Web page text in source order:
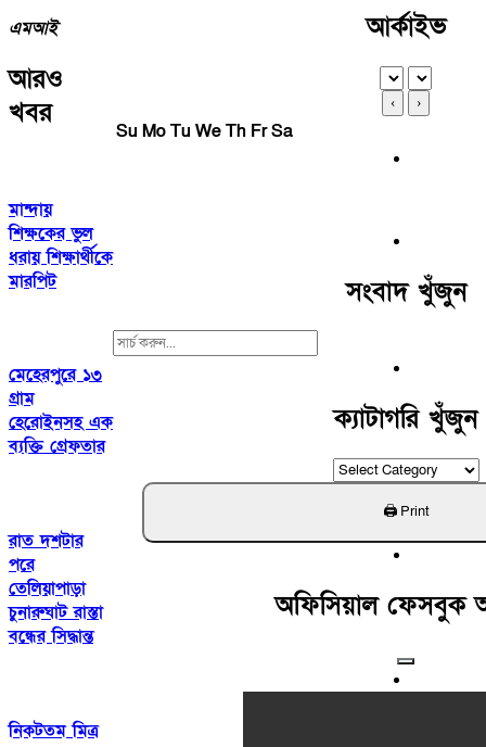
এমআই
আরও
খবর
মান্দায়
শিক্ষকের ভুল
ধরায় শিক্ষার্থীকে
মারপিট
মেহেরপুরে ১৩
গ্রাম
হেরোইনসহ এক
ব্যক্তি গ্রেফতার
রাত দশটার
পরে
তেলিয়াপাড়া
চুনারুঘাট রাস্তা
বন্ধের সিদ্ধান্ত
নিকটতম মিত্র
আর্কাইভ
‹ ›
Su MoTu WeTh FrSa
সংবাদ খুঁজুন
Search
ক্যাটাগরি খুঁজুন
ক্যাটাগরি
খুঁজুন
অফিসিয়াল ফেসবুক